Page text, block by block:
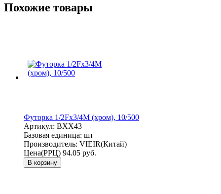
Похожие товары
Футорка 1/2Fx3/4M (хром), 10/500
Артикул: BXX43
Базовая единица: шт
Производитель: VIEIR(Китай)
Цена(РРЦ) 94.05 руб.
В корзину